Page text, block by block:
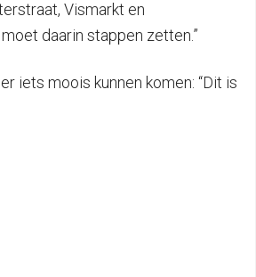
Vismarkt en
daarin stappen zetten.”
iets moois kunnen komen: “Dit is